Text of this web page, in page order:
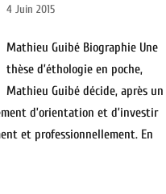
4 Juin 2015
Mathieu Guibé Biographie Une
thèse d’éthologie en poche,
Mathieu Guibé décide, après un
d’orientation et d’investir
et professionnellement. En